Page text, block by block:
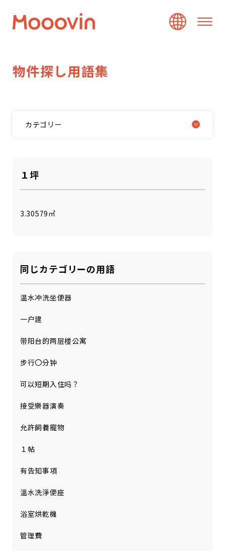
物件探し用語集
カテゴリー
１坪
3.30579㎡
同じカテゴリーの用語
温水冲洗坐便器
一户建
带阳台的两层楼公寓
步行〇分钟
可以短期入住吗？
接受樂器演奏
允許飼養寵物
１帖
有告知事項
溫水洗淨便座
浴室烘乾機
管理費